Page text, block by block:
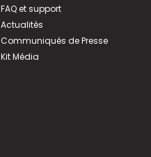
FAQ et support
Actualités
Communiqués de Presse
Kit Média